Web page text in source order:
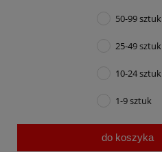
50-99 sztuk
25-49 sztuk
10-24 sztuki
1-9 sztuk
do koszyka